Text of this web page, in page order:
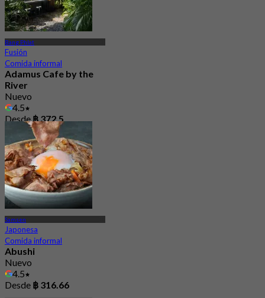
Bang Phlat
Fusión
Comida informal
Adamus Cafe by the
River
Nuevo
4.5
Desde฿ 372.5
Samsen
Japonesa
Comida informal
Abushi
Nuevo
4.5
Desde ฿ 316.66